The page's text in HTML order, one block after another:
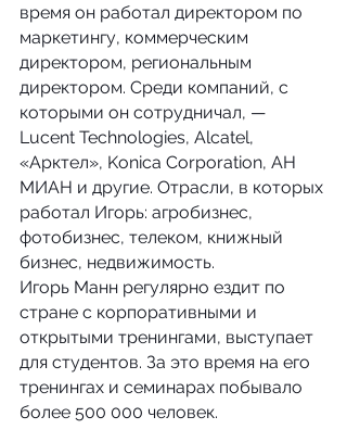
время он работал директором по
маркетингу, коммерческим
директором, региональным
директором. Среди компаний, с
которыми он сотрудничал, —
Lucent Technologies, Alcatel,
«Арктел», Konica Corporation, АН
МИАН и другие. Отрасли, в которых
работал Игорь: агробизнес,
фотобизнес, телеком, книжный
бизнес, недвижимость.
Игорь Манн регулярно ездит по
стране с корпоративными и
открытыми тренингами, выступает
для студентов. За это время на его
тренингах и семинарах побывало
более 500 000 человек.